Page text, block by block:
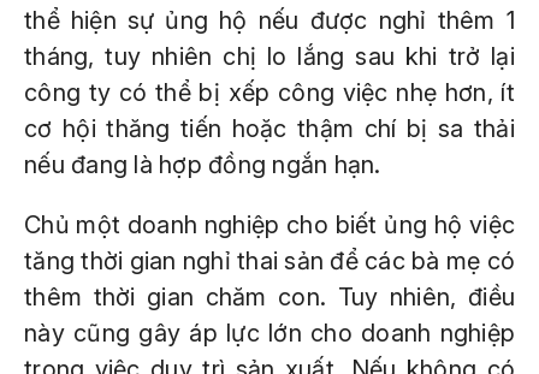
thể hiện sự ủng hộ nếu được nghỉ thêm 1
tháng, tuy nhiên chị lo lắng sau khi trở lại
công ty có thể bị xếp công việc nhẹ hơn, ít
cơ hội thăng tiến hoặc thậm chí bị sa thải
nếu đang là hợp đồng ngắn hạn.
Chủ một doanh nghiệp cho biết ủng hộ việc
tăng thời gian nghỉ thai sản để các bà mẹ có
thêm thời gian chăm con. Tuy nhiên, điều
này cũng gây áp lực lớn cho doanh nghiệp